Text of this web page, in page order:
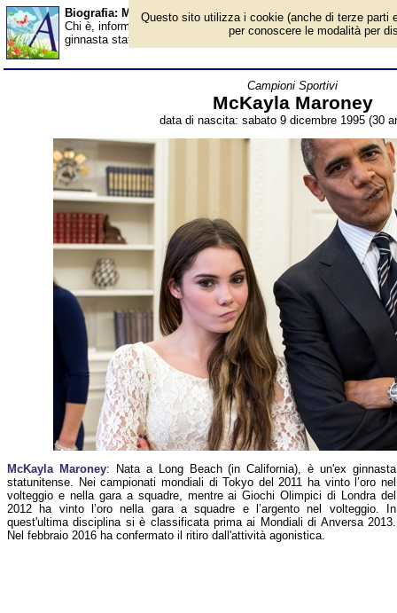
Biografia: McKayla Maroney - età - Almanacco
Chi è, informazioni, foto, qual è la data di nascita, età, dove è
ginnasta statunitense, campionessa olimpica e mondiale.
Campioni Sportivi
McKayla Maroney
data di nascita: sabato 9 dicembre 1995 (30
McKayla Maroney: Nata a Long Beach (in California), è un'ex ginnasta
statunitense. Nei campionati mondiali di Tokyo del 2011 ha vinto l’oro nel
volteggio e nella gara a squadre, mentre ai Giochi Olimpici di Londra del
2012 ha vinto l’oro nella gara a squadre e l’argento nel volteggio. In
quest'ultima disciplina si è classificata prima ai Mondiali di Anversa 2013.
Nel febbraio 2016 ha confermato il ritiro dall'attività agonistica.
Questo sito utilizza i cookie (anche di terze parti
per conoscere le modalità per